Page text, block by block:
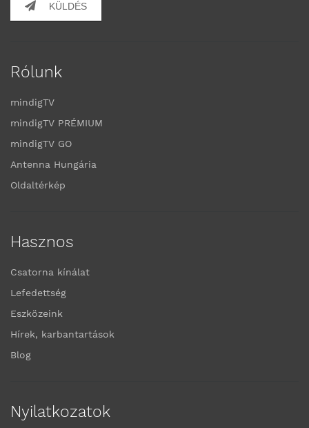
KÜLDÉS
Rólunk
mindigTV
mindigTV PRÉMIUM
mindigTV GO
Antenna Hungária
Oldaltérkép
Hasznos
Csatorna kínálat
Lefedettség
Eszközeink
Hírek, karbantartások
Blog
Nyilatkozatok